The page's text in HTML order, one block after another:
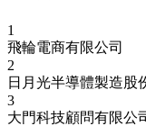
1
飛輪電商有限公司
2
日月光半導體製造股
3
大門科技顧問有限公